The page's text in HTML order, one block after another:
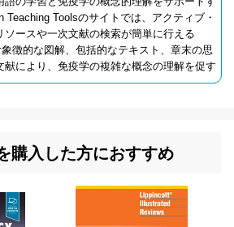
Teaching Toolsのサイトでは、アクティブ・
ソースや一次文献の検索が簡単に行える
徴的な図解、包括的なテキスト、章末の思
献により、免疫学の複雑な概念の理解を促す
購入した方におすすめ